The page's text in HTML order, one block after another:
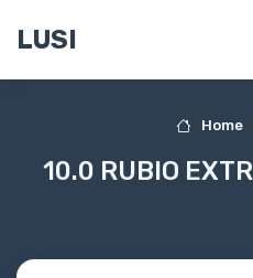
LUSI
Home
10.0 RUBIO